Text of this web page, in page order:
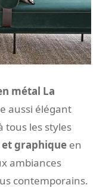
métal La
aussi élégant
tous les styles
graphique en
ambiances
contemporains.